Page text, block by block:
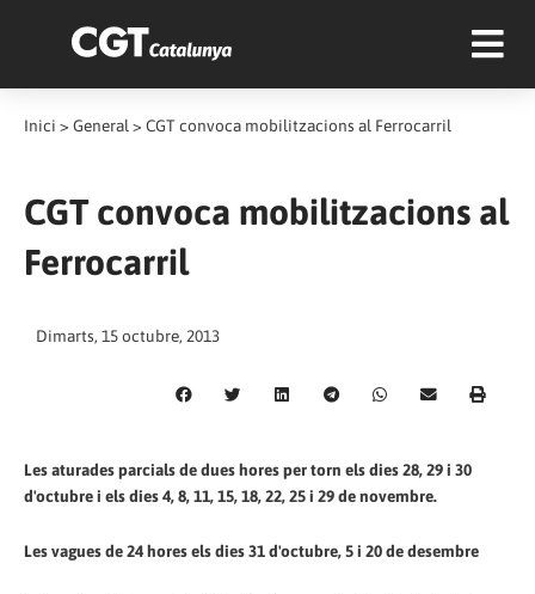
Inici > General > CGT convoca mobilitzacions al Ferrocarril
CGT convoca mobilitzacions al
Ferrocarril
Dimarts, 15 octubre, 2013
Les aturades parcials de dues hores per torn els dies 28, 29 i 30
d'octubre i els dies 4, 8, 11, 15, 18, 22, 25 i 29 de novembre.
Les vagues de 24 hores els dies 31 d'octubre, 5 i 20 de desembre